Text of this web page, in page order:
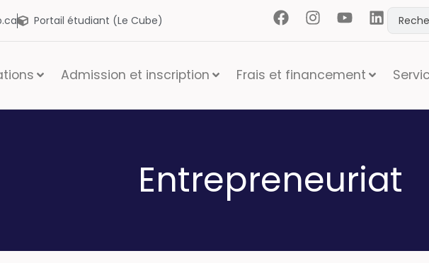
Portail étudiant (Le Cube)
Admission et inscription Frais et financement
Entrepreneuriat